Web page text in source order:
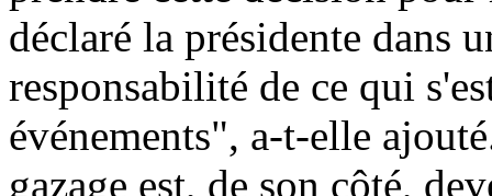
déclaré la présidente dans
responsabilité de ce qui
événements", a-t-elle
gazage est, de son côté,